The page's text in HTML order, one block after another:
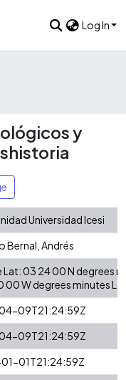
Log In
y
Universidad Icesi
Bernal, Andrés
Lat: 03 24 00 N degrees
00 W degrees minutes
09T21:24:59Z
09T21:24:59Z
01T21:24:59Z